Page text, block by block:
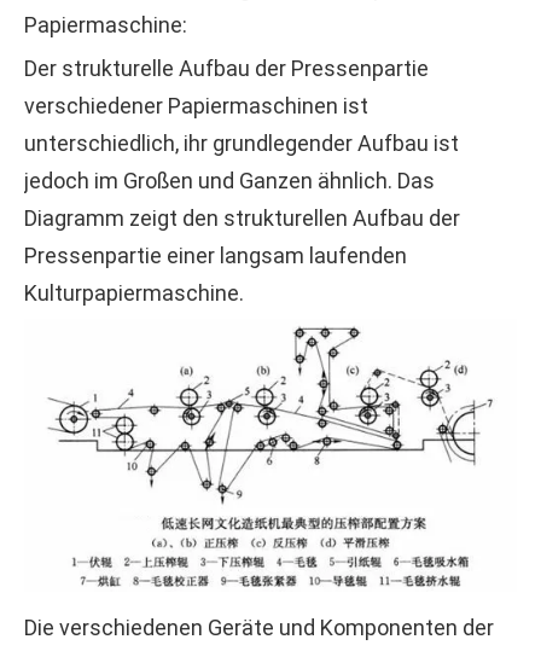
Papiermaschine:
Der strukturelle Aufbau der Pressenpartie
verschiedener Papiermaschinen ist
unterschiedlich, ihr grundlegender Aufbau ist
jedoch im Großen und Ganzen ähnlich. Das
Diagramm zeigt den strukturellen Aufbau der
Pressenpartie einer langsam laufenden
Kulturpapiermaschine.
Die verschiedenen Geräte und Komponenten der